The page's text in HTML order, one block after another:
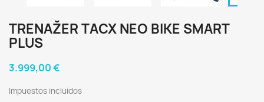
TRENAŽER TACX NEO BIKE SMART
PLUS
3.999,00 €
Impuestos incluidos